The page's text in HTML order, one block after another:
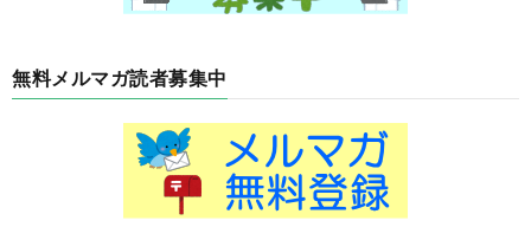
無料メルマガ読者募集中